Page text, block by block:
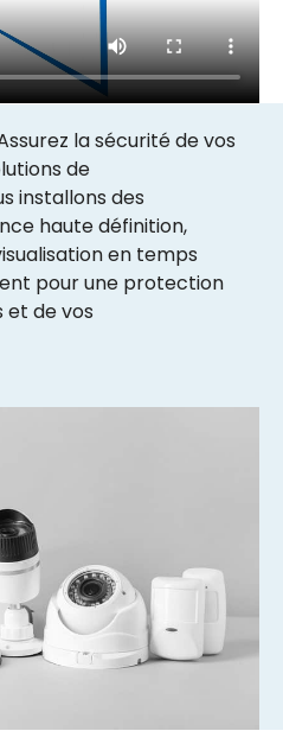
la sécurité de vos
de
installons des
haute définition,
en temps
pour une protection
et de vos